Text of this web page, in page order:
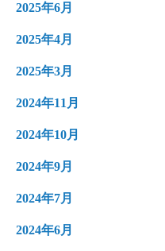
2025年6月
2025年4月
2025年3月
2024年11月
2024年10月
2024年9月
2024年7月
2024年6月